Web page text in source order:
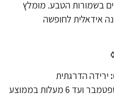
בשמורות הטבע. מומלץ
לחופשה
הדרגתית
בטמפרטורות מ-20 מעלות בספטמבר ועד 6 מעלות בממוצע